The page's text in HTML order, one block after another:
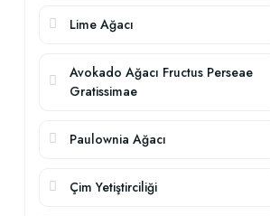
Lime Ağacı
Avokado Ağacı Fructus Perseae
Gratissimae
Paulownia Ağacı
Çim Yetiştirciliği